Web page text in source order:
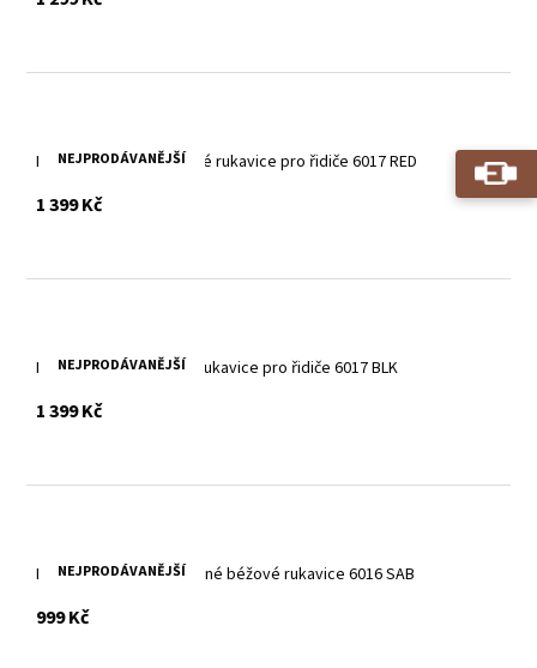
NEJPRODÁVANĚJŠÍ
Dámské červené kožené rukavice pro řidiče 6017 RED
1 399 Kčs DPH
NEJPRODÁVANĚJŠÍ
Dámské černé kožené rukavice pro řidiče 6017 BLK
1 399 Kčs DPH
NEJPRODÁVANĚJŠÍ
Dámské letní perforované béžové rukavice 6016 SAB
999 Kčs DPH